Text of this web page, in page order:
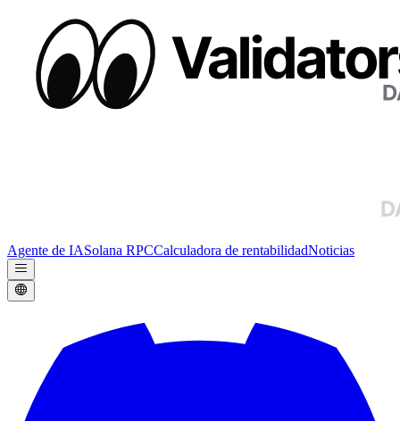
Agente de IASolana RPCCalculadora de rentabilidadNoticias